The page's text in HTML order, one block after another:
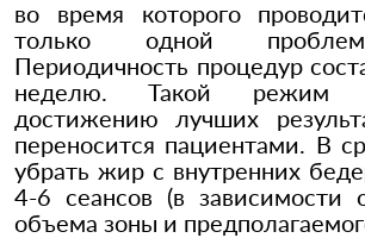
во время которого
только одной
Периодичность процедур
неделю. Такой режим
достижению лучших
переносится пациентами. В
убрать жир с внутренних
4-6 сеансов (в зависимости
объема зоны и